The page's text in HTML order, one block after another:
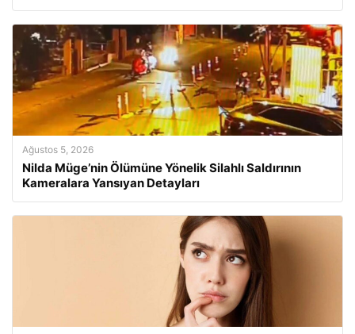
Ağustos 5, 2026
Nilda Müge’nin Ölümüne Yönelik Silahlı Saldırının
Kameralara Yansıyan Detayları